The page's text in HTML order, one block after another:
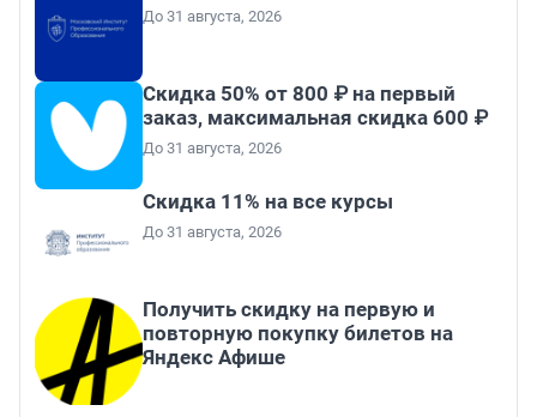
До 31 августа, 2026
Скидка 50% от 800 ₽ на первый
заказ, максимальная скидка 600 ₽
До 31 августа, 2026
Скидка 11% на все курсы
До 31 августа, 2026
Получить скидку на первую и
повторную покупку билетов на
Яндекс Афише